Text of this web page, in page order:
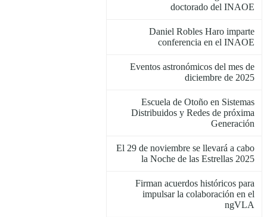
doctorado del INAOE
Daniel Robles Haro imparte
conferencia en el INAOE
Eventos astronómicos del mes de
diciembre de 2025
Escuela de Otoño en Sistemas
Distribuidos y Redes de próxima
Generación
El 29 de noviembre se llevará a cabo
la Noche de las Estrellas 2025
Firman acuerdos históricos para
impulsar la colaboración en el
ngVLA